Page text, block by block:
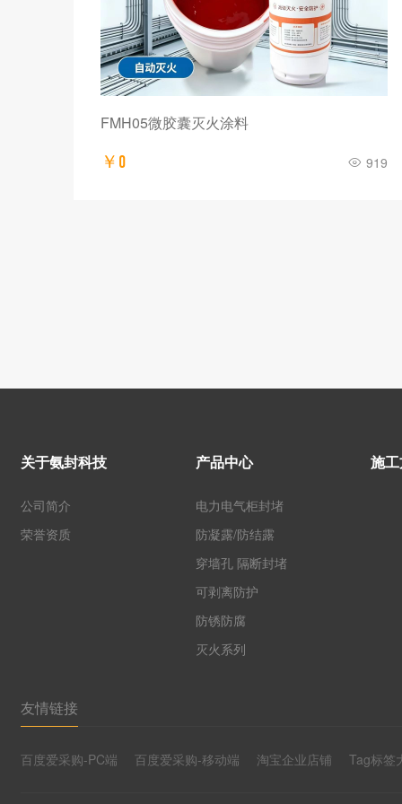
FMH05微胶囊灭火涂料
￥0 919
关于氨封科技
公司简介
荣誉资质
产品中心
电力电气柜封堵
防凝露/防结露
穿墙孔 隔断封堵
可剥离防护
防锈防腐
灭火系列
施
友情链接
百度爱采购-PC端 百度爱采购-移动端 淘宝企业店铺 Tag标签